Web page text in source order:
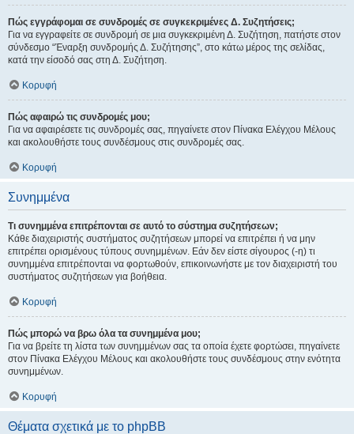
Πώς εγγράφομαι σε συνδρομές σε συγκεκριμένες Δ. Συζητήσεις;
Για να εγγραφείτε σε συνδρομή σε μια συγκεκριμένη Δ. Συζήτηση, πατήστε στον
σύνδεσμο “Έναρξη συνδρομής Δ. Συζήτησης”, στο κάτω μέρος της σελίδας,
κατά την είσοδό σας στη Δ. Συζήτηση.
Κορυφή
Πώς αφαιρώ τις συνδρομές μου;
Για να αφαιρέσετε τις συνδρομές σας, πηγαίνετε στον Πίνακα Ελέγχου Μέλους
και ακολουθήστε τους συνδέσμους στις συνδρομές σας.
Κορυφή
Συνημμένα
Τι συνημμένα επιτρέπονται σε αυτό το σύστημα συζητήσεων;
Κάθε διαχειριστής συστήματος συζητήσεων μπορεί να επιτρέπει ή να μην
επιτρέπει ορισμένους τύπους συνημμένων. Εάν δεν είστε σίγουρος (-η) τι
συνημμένα επιτρέπονται να φορτωθούν, επικοινωνήστε με τον διαχειριστή του
συστήματος συζητήσεων για βοήθεια.
Κορυφή
Πώς μπορώ να βρω όλα τα συνημμένα μου;
Για να βρείτε τη λίστα των συνημμένων σας τα οποία έχετε φορτώσει, πηγαίνετε
στον Πίνακα Ελέγχου Μέλους και ακολουθήστε τους συνδέσμους στην ενότητα
συνημμένων.
Κορυφή
Θέματα σχετικά με το phpBB